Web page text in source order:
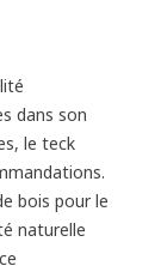
dans son
le teck
bois pour le
naturelle